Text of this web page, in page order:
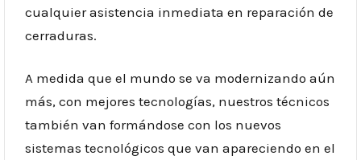
cualquier asistencia inmediata en reparación de
cerraduras.
A medida que el mundo se va modernizando aún
más, con mejores tecnologías, nuestros técnicos
también van formándose con los nuevos
sistemas tecnológicos que van apareciendo en el